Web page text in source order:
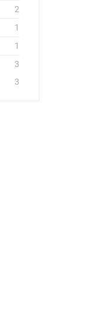
2
1
1
3
3